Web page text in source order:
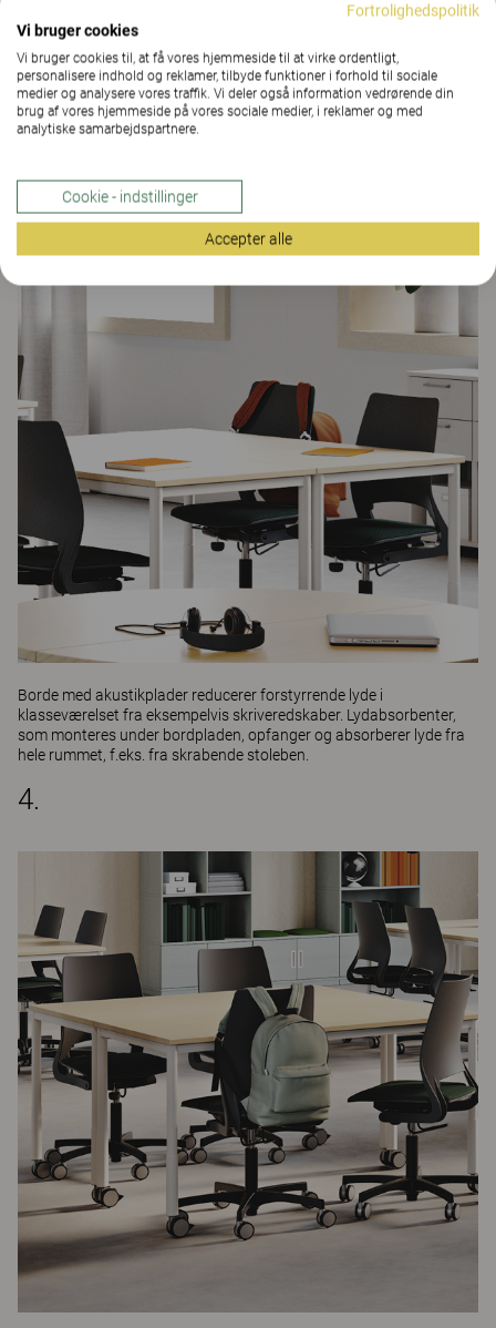
Lydabsorberende vægskærmeer effektive med henblik på at opnå
et generelt bedre lydmiljø.
Borde med akustikplader reducerer forstyrrende lyde i
klasseværelset fra eksempelvis skriveredskaber. Lydabsorbenter,
som monteres under bordpladen, opfanger og absorberer lyde fra
hele rummet, f.eks. fra skrabende stoleben.
4.
Fortrolighedspolitik
Vi bruger cookies
Vi bruger cookies til, at få vores hjemmeside til at virke ordentligt,
personalisere indhold og reklamer, tilbyde funktioner i forhold til sociale
medier og analysere vores traffik. Vi deler også information vedrørende din
brug af vores hjemmeside på vores sociale medier, i reklamer og med
analytiske samarbejdspartnere.
Cookie - indstillinger
Accepter alle